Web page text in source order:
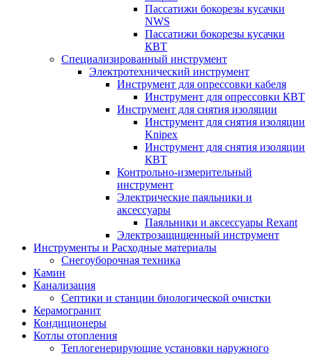
Пассатижи бокорезы кусачки
NWS
Пассатижи бокорезы кусачки
КВТ
Специализированный инструмент
Электротехнический инструмент
Инструмент для опрессовки кабеля
Инструмент для опрессовки КВТ
Инструмент для снятия изоляции
Инструмент для снятия изоляции
Knipex
Инструмент для снятия изоляции
КВТ
Контрольно-измерительный
инструмент
Электрические паяльники и
аксессуары
Паяльники и аксессуары Rexant
Электрозащищенный инструмент
Инструменты и Расходные материалы
Снегоуборочная техника
Камин
Канализация
Септики и станции биологической очистки
Керамогранит
Кондиционеры
Котлы отопления
Теплогенерирующие установки наружного